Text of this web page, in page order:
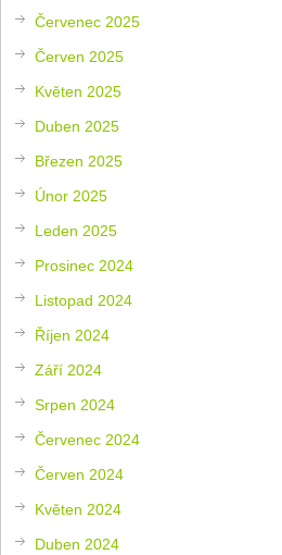
Červenec 2025
Červen 2025
Květen 2025
Duben 2025
Březen 2025
Únor 2025
Leden 2025
Prosinec 2024
Listopad 2024
Říjen 2024
Září 2024
Srpen 2024
Červenec 2024
Červen 2024
Květen 2024
Duben 2024